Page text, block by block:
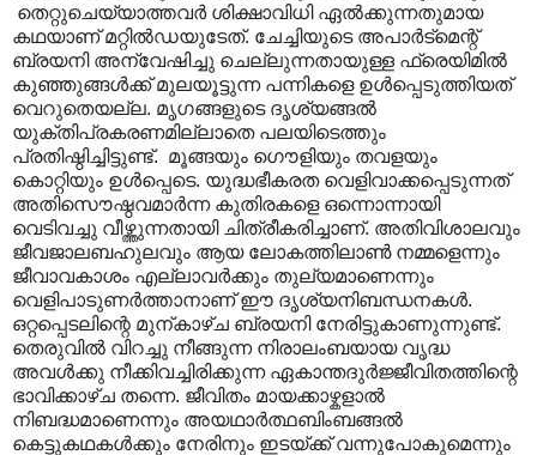
തെറ്റുചെയ്യാത്തവർ ശിക്ഷാവിധി ഏൽക്കുന്നതുമായ
കഥയാണ് മറ്റിൽഡയുടേത്. ചേച്ചിയുടെ അപാർട്മെന്റ്
ബ്രയനി അന്വേഷിച്ചു ചെല്ലുന്നതായുള്ള ഫ്രെയിമിൽ
കുഞ്ഞുങ്ങൾക്ക് മുലയൂട്ടുന്ന പന്നികളെ ഉൾപ്പെടുത്തിയത്
വെറുതെയല്ല. മൃഗങ്ങളുടെ ദൃശ്യങ്ങൽ
യുക്തിപ്രകരണമില്ലാതെ പലയിടെത്തും
പ്രതിഷ്ഠിച്ചിട്ടുണ്ട്. മൂങ്ങയും ഗൌളിയും തവളയും
കൊറ്റിയും ഉൾപ്പെടെ. യുദ്ധഭീകരത വെളിവാക്കപ്പെടുന്നത്
അതിസൌഷ്ഠവമാർന്ന കുതിരകളെ ഒന്നൊന്നായി
വെടിവച്ചു വീഴ്ത്തുന്നതായി ചിത്രീകരിച്ചാണ്. അതിവിശാലവും
ജീവജാലബഹുലവും ആയ ലോകത്തിലാൺ നമ്മളെന്നും
ജീവാവകാശം എല്ലാവർക്കും തുല്യമാണെന്നും
വെളിപാടുണർത്താനാണ് ഈ ദൃശ്യനിബന്ധനകൾ.
ഒറ്റപ്പെടലിന്റെ മുന്കാഴ്ച ബ്രയനി നേരിട്ടുകാണുന്നുണ്ട്.
തെരുവിൽ വിറച്ചു നീങ്ങുന്ന നിരാലംബയായ വൃദ്ധ
അവൾക്കു നീക്കിവച്ചിരിക്കുന്ന ഏകാന്തദുർജ്ജീവിതത്തിന്റെ
ഭാവിക്കാഴ്ച തന്നെ. ജീവിതം മായക്കാഴ്കളാൽ
നിബദ്ധമാണെന്നും അയഥാർത്ഥബിംബങ്ങൽ
കെട്ടുകഥകൾക്കും നേരിനും ഇടയ്ക്ക് വന്നുപോകുമെന്നും